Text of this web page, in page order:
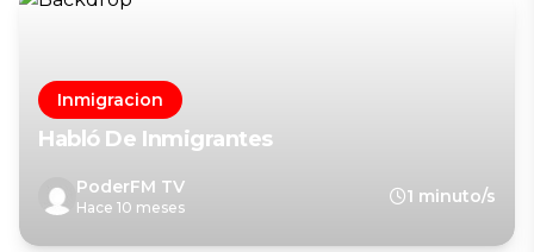
Inmigracion
Habló De Inmigrantes
PoderFM TV
Hace 10 meses
1 minuto/s